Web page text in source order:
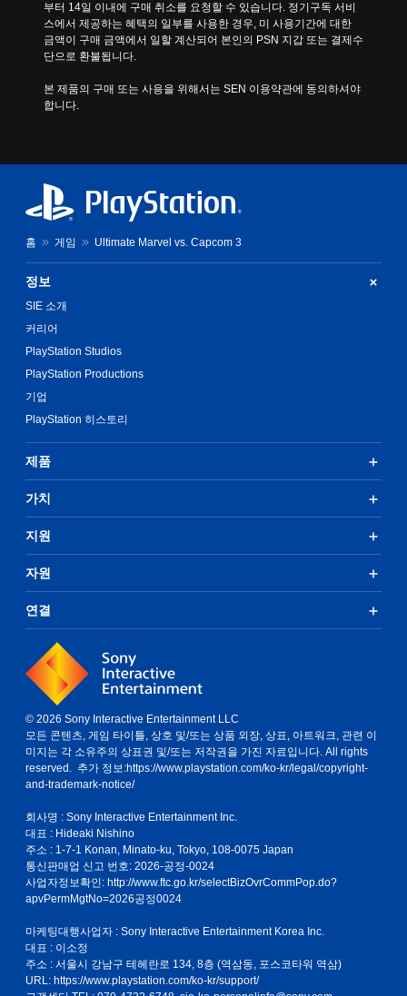
부터 14일 이내에 구매 취소를 요청할 수 있습니다. 정기구독 서비
스에서 제공하는 혜택의 일부를 사용한 경우, 미 사용기간에 대한
금액이 구매 금액에서 일할 계산되어 본인의 PSN 지갑 또는 결제수
단으로 환불됩니다.
본 제품의 구매 또는 사용을 위해서는 SEN 이용약관에 동의하셔야
합니다.
홈 게임 Ultimate Marvel vs. Capcom 3
정보
SIE 소개
커리어
PlayStation Studios
PlayStation Productions
기업
PlayStation 히스토리
제품
가치
지원
자원
연결
© 2026 Sony Interactive Entertainment LLC
모든 콘텐츠, 게임 타이틀, 상호 및/또는 상품 외장, 상표, 아트워크, 관련 이
미지는 각 소유주의 상표권 및/또는 저작권을 가진 자료입니다. All rights
reserved. 추가 정보:https://www.playstation.com/ko-kr/legal/copyright-
and-trademark-notice/
회사명 : Sony Interactive Entertainment Inc.
대표 : Hideaki Nishino
주소 : 1-7-1 Konan, Minato-ku, Tokyo, 108-0075 Japan
통신판매업 신고 번호: 2026-공정-0024
사업자정보확인: http://www.ftc.go.kr/selectBizOvrCommPop.do?
apvPermMgtNo=2026공정0024
마케팅대행사업자 : Sony Interactive Entertainment Korea Inc.
대표 : 이소정
주소 : 서울시 강남구 테헤란로 134, 8층 (역삼동, 포스코타워 역삼)
URL: https://www.playstation.com/ko-kr/support/